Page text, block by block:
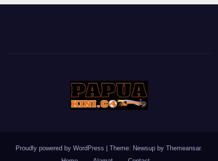
Proudly powered by WordPress Theme: Newsup by Themeansar.